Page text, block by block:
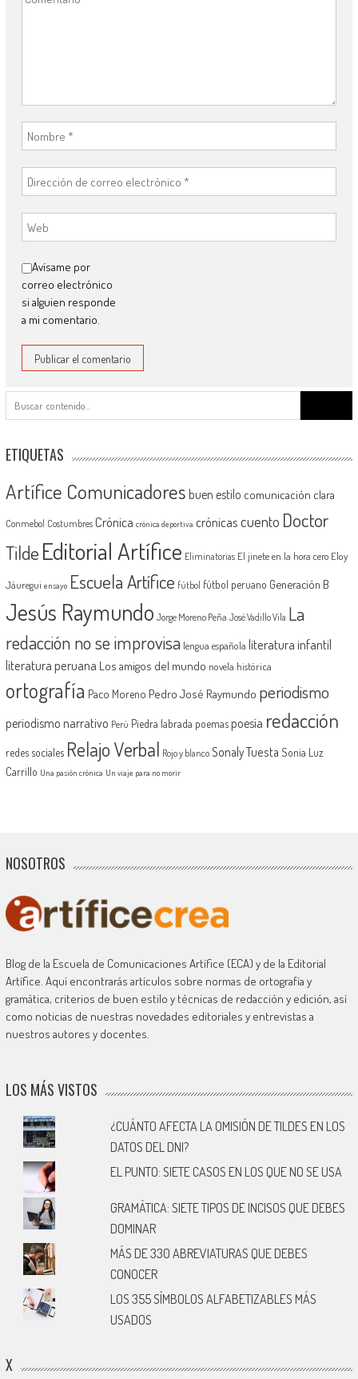
Avísame por
correo electrónico
si alguien responde
a mi comentario.
ETIQUETAS
Artífice Comunicadores buen estilo comunicación clara
Conmebol Costumbres Crónica crónica deportiva crónicascuento Doctor
Tilde Editorial Artífice Eliminatorias El jinete en la hora cero Eloy
Jáuregui ensayo Escuela Artífice fútbol fútbol peruano Generación B
Jesús Raymundo Jorge Moreno Peña José Vadillo Vila La
redacción no se improvisa lengua española literatura infantil
literatura peruana Los amigos del mundo novela histórica
ortografía Paco Moreno Pedro José Raymundo periodismo
periodismo narrativo Perú Piedra labrada poemas poesía redacción
redes sociales Relajo Verbal Rojo y blanco Sonaly Tuesta Sonia Luz
Carrillo Una pasión crónica Un viaje para no morir
NOSOTROS
Blog de la Escuela de Comunicaciones Artífice (ECA) y de la Editorial
Artífice. Aquí encontrarás artículos sobre normas de ortografía y
gramática, criterios de buen estilo y técnicas de redacción y edición, así
como noticias de nuestras novedades editoriales y entrevistas a
nuestros autores y docentes.
LOS MÁS VISTOS
¿CUÁNTO AFECTA LA OMISIÓN DE TILDES EN LOS
DATOS DEL DNI?
EL PUNTO: SIETE CASOS EN LOS QUE NO SE USA
GRAMÁTICA: SIETE TIPOS DE INCISOS QUE DEBES
DOMINAR
MÁS DE 330 ABREVIATURAS QUE DEBES
CONOCER
LOS 355 SÍMBOLOS ALFABETIZABLES MÁS
USADOS
X